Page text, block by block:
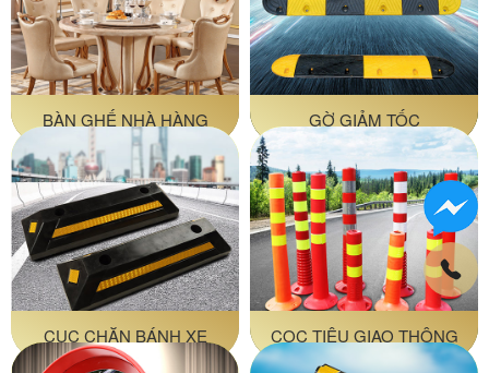
BÀN GHẾ NHÀ HÀNG GỜ GIẢM TỐC
CỤC CHẶN BÁNH XE CỌC TIÊU GIAO THÔNG